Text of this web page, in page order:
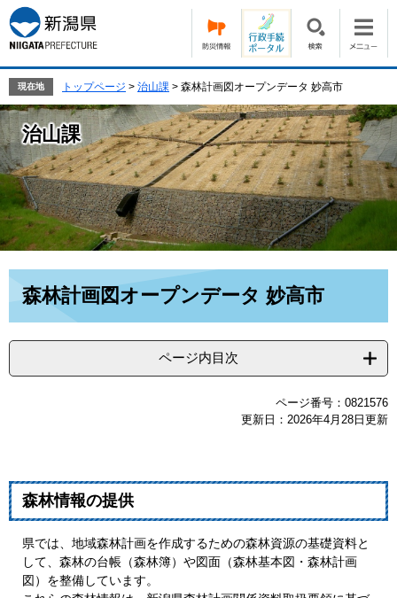
ー
ジ
の
頭
で
す。
ニ
ュ
ー
飛
ば
し
て
本
へ
現在地 トップページ > 治山課 > 森林計画図オープンデータ 妙高市
治山課
森林計画図オープンデータ 妙高市
ページ内目次
ページ番号：0821576
更新日：2026年4月28日更新
森林情報の提供
県では、地域森林計画を作成するための森林資源の基礎資料と
して、森林の台帳（森林簿）や図面（森林基本図・森林計画
図）を整備しています。